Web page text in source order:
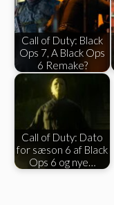
Call of Duty: Black
Ops 7, A Black Ops
6 Remake?
Call of Duty: Dato
for sæson 6 af Black
Ops 6 og nye…